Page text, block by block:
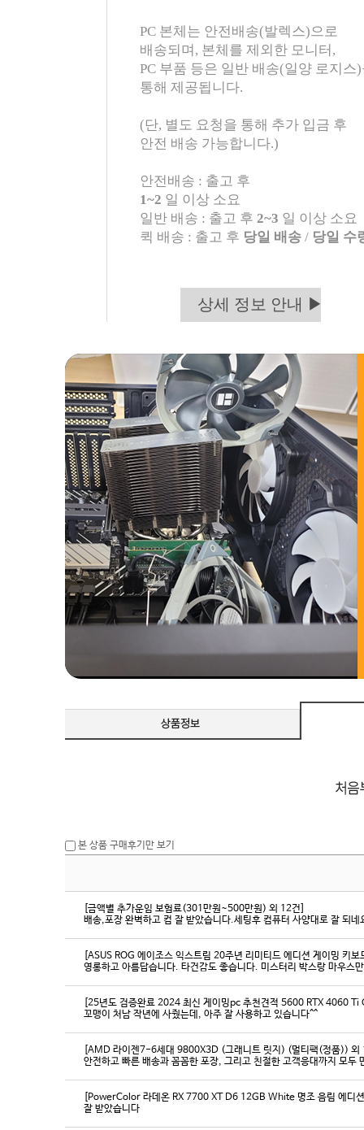
PC 본체는 안전배송(발렉스)으로
배송되며, 본체를 제외한 모니터,
PC 부품 등은 일반 배송(일양 로지스
통해 제공됩니다.
(단, 별도 요청을 통해 추가 입금 후
안전 배송 가능합니다.)
안전배송 : 출고 후
1~2 일 이상 소요
일반 배송 : 출고 후 2~3 일 이상 소요
퀵 배송 : 출고 후 당일 배송 / 당일 수
상세 정보 안내 ▶
본 상품 구매후기만 보기
[금액별 추가운임 보험료(301만원~500만원) 외 12건]
배송,포장 완벽하고 컴 잘 받았습니다.세팅후 컴퓨터 사양대로 잘 되
[ASUS ROG 에이조스 익스트림 20주년 리미티드 에디션 게이밍 키
영롱하고 아름답습니다. 타건감도 좋습니다. 미스터리 박스랑 마우스
[25년도 검증완료 2024 최신 게이밍pc 추천견적 5600 RTX 4060
꼬맹이 처남 작년에 사줬는데, 아주 잘 사용하고 있습니다^^
[AMD 라이젠7-6세대 9800X3D (그래니트 릿지) (멀티팩(정품)) 외
[PowerColor 라데온 RX 7700 XT D6 12GB White 명조 음림 에디
잘 받았습니다